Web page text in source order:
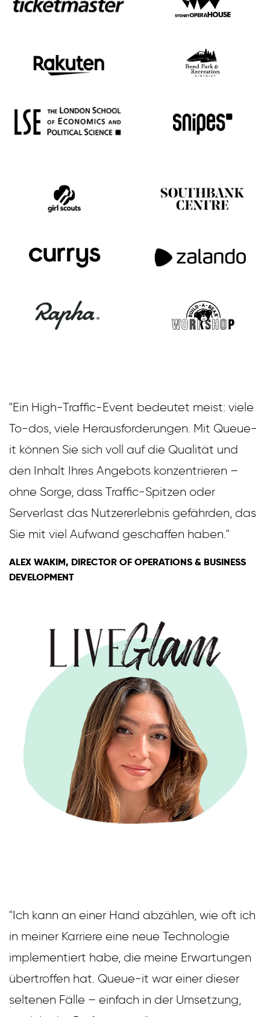
Deutsch
"Ein High-Traffic-Event bedeutet meist: viele
To-dos, viele Herausforderungen. Mit Queue-
it können Sie sich voll auf die Qualität und
den Inhalt Ihres Angebots konzentrieren –
ohne Sorge, dass Traffic-Spitzen oder
Serverlast das Nutzererlebnis gefährden, das
Sie mit viel Aufwand geschaffen haben."
ALEX WAKIM, DIRECTOR OF OPERATIONS & BUSINESS
DEVELOPMENT
"Ich kann an einer Hand abzählen, wie oft ich
in meiner Karriere eine neue Technologie
implementiert habe, die meine Erwartungen
übertroffen hat. Queue-it war einer dieser
seltenen Fälle – einfach in der Umsetzung,